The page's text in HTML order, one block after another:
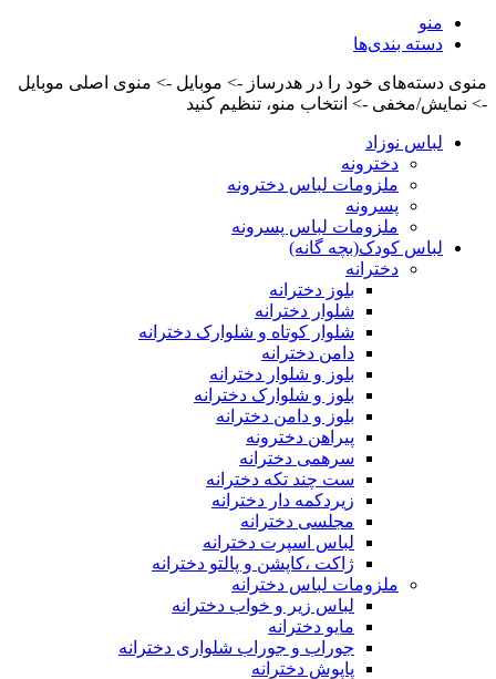
منو
دسته بندی‌ها
منوی دسته‌های خود را در هدرساز -> موبایل -> منوی اصلی موبایل
-> نمایش/مخفی -> انتخاب منو، تنظیم کنید
لباس نوزاد
دخترونه
ملزومات لباس دخترونه
پسرونه
ملزومات لباس پسرونه
لباس کودک(بچه گانه)
دخترانه
بلوز دخترانه
شلوار دخترانه
شلوار کوتاه و شلوارک دخترانه
دامن دخترانه
بلوز و شلوار دخترانه
بلوز و شلوارک دخترانه
بلوز و دامن دخترانه
پیراهن دخترونه
سرهمی دخترانه
ست چند تکه دخترانه
زیردکمه دار دخترانه
مجلسی دخترانه
لباس اسپرت دخترانه
ژاکت ،کاپشن و پالتو دخترانه
ملزومات لباس دخترانه
لباس زیر و خواب دخترانه
مایو دخترانه
جوراب و جوراب شلواری دخترانه
پاپوش دخترانه